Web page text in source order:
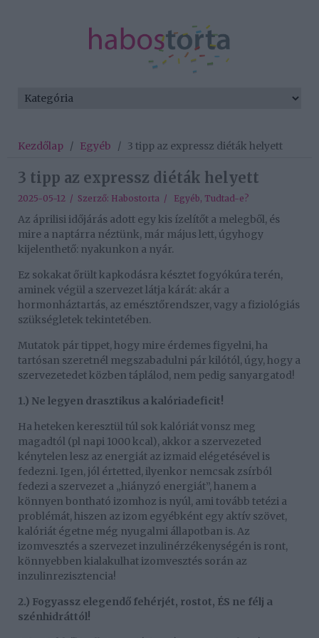
Kezdőlap / Egyéb / 3 tipp az expressz diéták helyett
3 tipp az expressz diéták helyett
2025-05-12 / Szerző: Habostorta / Egyéb, Tudtad-e?
Az áprilisi időjárás adott egy kis ízelítőt a melegből, és
mire a naptárra néztünk, már május lett, úgyhogy
kijelenthető: nyakunkon a nyár.
Ez sokakat őrült kapkodásra késztet fogyókúra terén,
aminek végül a szervezet látja kárát: akár a
hormonháztartás, az emésztőrendszer, vagy a fiziológiás
szükségletek tekintetében.
Mutatok pár tippet, hogy mire érdemes figyelni, ha
tartósan szeretnél megszabadulni pár kilótól, úgy, hogy a
szervezetedet közben táplálod, nem pedig sanyargatod!
1.) Ne legyen drasztikus a kalóriadeficit!
Ha heteken keresztül túl sok kalóriát vonsz meg
magadtól (pl napi 1000 kcal), akkor a szervezeted
kénytelen lesz az energiát az izmaid elégetésével is
fedezni. Igen, jól értetted, ilyenkor nemcsak zsírból
fedezi a szervezet a „hiányzó energiát”, hanem a
könnyen bontható izomhoz is nyúl, ami tovább tetézi a
problémát, hiszen az izom egyébként egy aktív szövet,
kalóriát égetne még nyugalmi állapotban is. Az
izomvesztés a szervezet inzulinérzékenységén is ront,
könnyebben kialakulhat izomvesztés során az
inzulinrezisztencia!
2.) Fogyassz elegendő fehérjét, rostot, ÉS ne félj a
szénhidráttól!